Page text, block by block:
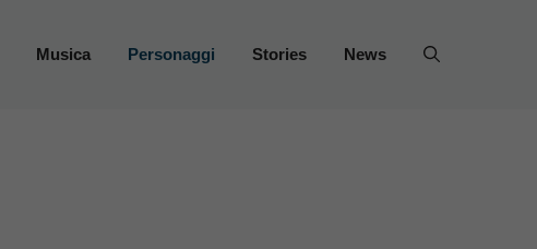
Musica Personaggi Stories News